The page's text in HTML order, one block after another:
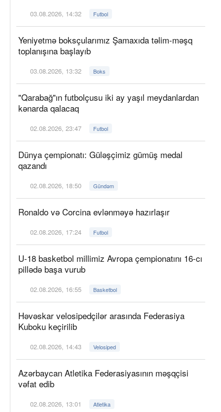
03.08.2026, 14:32 Futbol
Yeniyetmə boksçularımız Şamaxıda təlim-məşq
toplanışına başlayıb
03.08.2026, 13:32 Boks
"Qarabağ"ın futbolçusu iki ay yaşıl meydanlardan
kənarda qalacaq
02.08.2026, 23:47 Futbol
Dünya çempionatı: Güləşçimiz gümüş medal
qazandı
02.08.2026, 18:50 Gündəm
Ronaldo və Corcina evlənməyə hazırlaşır
02.08.2026, 17:24 Futbol
U-18 basketbol millimiz Avropa çempionatını 16-cı
pillədə başa vurub
02.08.2026, 16:55 Basketbol
Həvəskar velosipedçilər arasında Federasiya
Kuboku keçirilib
02.08.2026, 14:43 Velosiped
Azərbaycan Atletika Federasiyasının məşqçisi
vəfat edib
02.08.2026, 13:01 Atletika